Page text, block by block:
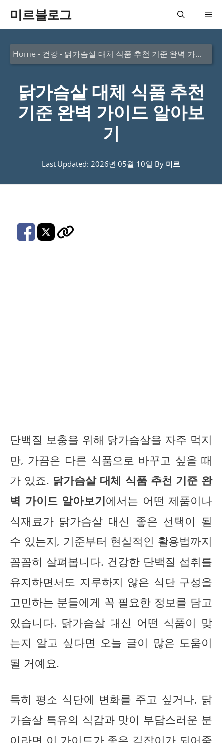
미르블로그 메
뉴
Home - 건강- 닭가슴살 대체 식품 추천 기준 완벽 가이드 알아보기
닭가슴살 대체 식품 추천
기준 완벽 가이드 알아보
기
Last Updated: 2026년 05월 10일 By 미르
단백질 보충을 위해 닭가슴살을 자주 먹지
만, 가끔은 다른 식품으로 바꾸고 싶을 때
가 있죠. 닭가슴살 대체 식품 추천 기준 완
벽 가이드 알아보기에서는 어떤 제품이나
식재료가 닭가슴살 대신 좋은 선택이 될
수 있는지, 기준부터 현실적인 활용법까지
꼼꼼히 살펴봅니다. 건강한 단백질 섭취를
유지하면서도 지루하지 않은 식단 구성을
고민하는 분들에게 꼭 필요한 정보를 담고
있습니다. 닭가슴살 대신 어떤 식품이 맞
는지 알고 싶다면 오늘 글이 많은 도움이
될 거예요.
특히 평소 식단에 변화를 주고 싶거나, 닭
가슴살 특유의 식감과 맛이 부담스러운 분
이라면 이 가이드가 좋은 길잡이가 되어줄